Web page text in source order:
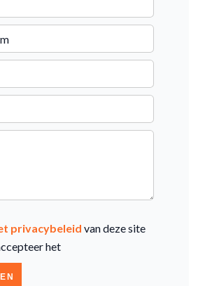
privacybeleid van deze site
het